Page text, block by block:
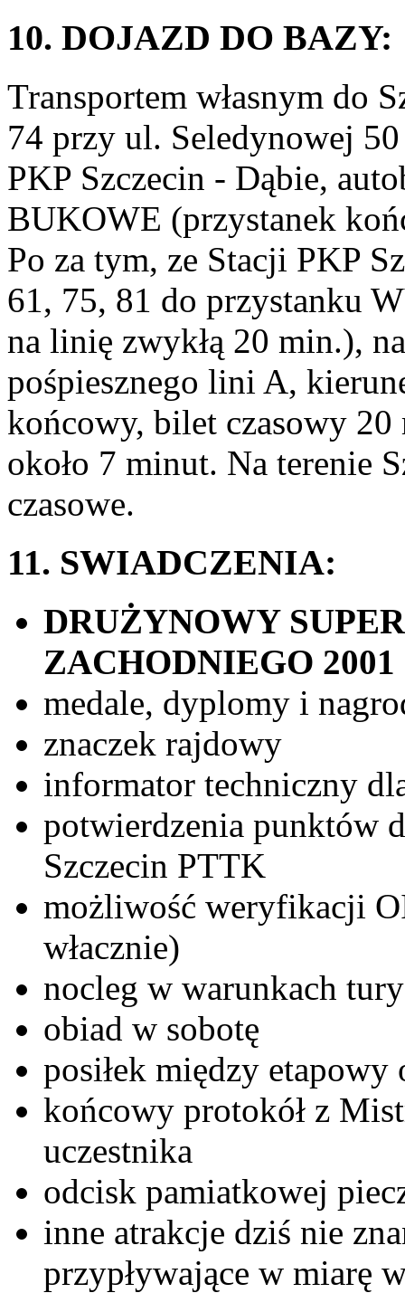
10. DOJAZD DO BAZY:
Transportem własnym do
74 przy ul. Seledynowej
PKP Szczecin - Dąbie,
BUKOWE (przystanek
Po za tym, ze Stacji PKP
61, 75, 81 do przystanku
na linię zwykłą 20 min.),
pośpiesznego lini A,
końcowy, bilet czasowy
około 7 minut. Na terenie
czasowe.
11. SWIADCZENIA:
DRUŻYNOWY
ZACHODNIEGO 2001
medale, dyplomy i
znaczek rajdowy
informator techniczny
potwierdzenia punktów
Szczecin PTTK
możliwość weryfikacji
włacznie)
nocleg w warunkach
obiad w sobotę
posiłek między etapowy
końcowy protokół z
uczestnika
odcisk pamiatkowej
inne atrakcje dziś nie
przypływające w miarę